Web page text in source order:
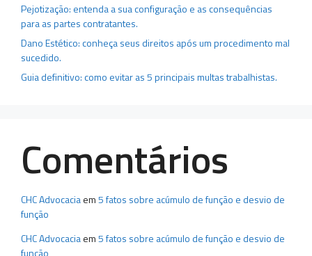
Pejotização: entenda a sua configuração e as consequências
para as partes contratantes.
Dano Estético: conheça seus direitos após um procedimento mal
sucedido.
Guia definitivo: como evitar as 5 principais multas trabalhistas.
Comentários
CHC Advocaciaem5 fatos sobre acúmulo de função e desvio de
função
CHC Advocaciaem5 fatos sobre acúmulo de função e desvio de
função